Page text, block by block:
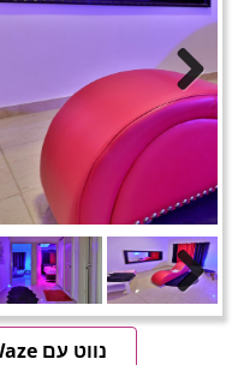
חדרים לפי שעה באזור
חדרים לפי שעה באזור
חדרים לפי שעה בהשרון
חדרים לפי שעה בנגב
Next
Next
נווט עם Waze